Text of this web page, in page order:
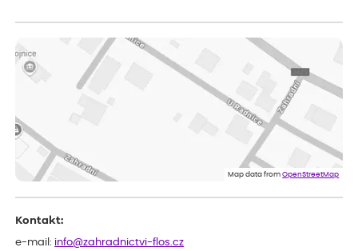
Vše v pořádku, jsem spokojena.
ověřený nákup
Rostlina mi přišla v dobrém stavu, jsem spokojená.
Zuzana
Spokojenost s dodáním kvalitních rostlin
Map data fromOpenStreetMap
Kontakt:
e-mail: info@zahradnictvi-flos.cz